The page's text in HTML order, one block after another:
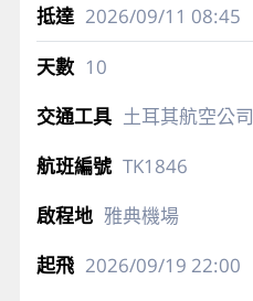
2026/09/11 08:45
10
土耳其航空公司
TK1846
雅典機場
2026/09/19 22:00